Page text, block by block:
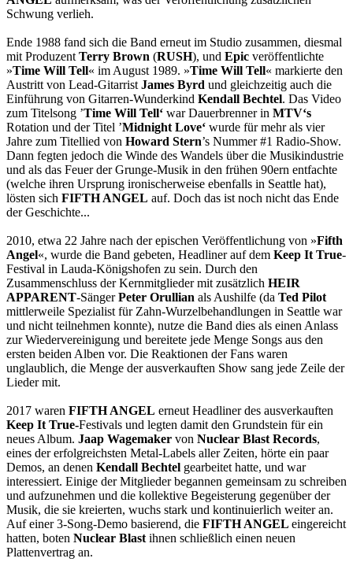
Schwung verlieh.
Ende 1988 fand sich die Band erneut im Studio zusammen, diesmal
mit ProduzentTerry Brown (RUSH), und Epic veröffentlichte
»Time Will Tell« im August 1989. »Time Will Tell« markierte den
Austritt von Lead-GitarristJames Byrd und gleichzeitig auch die
Einführung von Gitarren-Wunderkind Kendall Bechtel. Das Video
zum Titelsong ’Time Will Tell‘ war Dauerbrenner in MTV‘s
Rotation und der Titel ’Midnight Love‘ wurde für mehr als vier
Jahre zum Titellied von Howard Stern’s Nummer #1 Radio-Show.
Dann fegten jedoch die Winde des Wandels über die Musikindustrie
und als das Feuer der Grunge-Musik in den frühen 90ern entfachte
(welche ihren Ursprung ironischerweise ebenfalls in Seattle hat),
lösten sich FIFTH ANGEL auf. Doch das ist noch nicht das Ende
der Geschichte...
2010, etwa 22 Jahre nach der epischen Veröffentlichung von »Fifth
Angel«, wurde die Band gebeten, Headliner auf dem Keep It True-
Festival in Lauda-Königshofen zu sein. Durch den
Zusammenschluss der Kernmitglieder mit zusätzlich HEIR
APPARENT-SängerPeter Orullian als Aushilfe (da Ted Pilot
mittlerweile Spezialist für Zahn-Wurzelbehandlungen in Seattle war
und nicht teilnehmen konnte), nutze die Band dies als einen Anlass
zur Wiedervereinigung und bereitete jede Menge Songs aus den
ersten beiden Alben vor. Die Reaktionen der Fans waren
unglaublich, die Menge der ausverkauften Show sang jede Zeile der
Lieder mit.
2017 waren FIFTH ANGEL erneut Headliner des ausverkauften
Keep It True-Festivals und legten damit den Grundstein für ein
neues Album. Jaap Wagemaker von Nuclear Blast Records,
eines der erfolgreichsten Metal-Labels aller Zeiten, hörte ein paar
Demos, an denen Kendall Bechtel gearbeitet hatte, und war
interessiert. Einige der Mitglieder begannen gemeinsam zu schreiben
und aufzunehmen und die kollektive Begeisterung gegenüber der
Musik, die sie kreierten, wuchs stark und kontinuierlich weiter an.
Auf einer 3-Song-Demo basierend, die FIFTH ANGEL eingereicht
hatten, boten Nuclear Blastihnen schließlich einen neuen
Plattenvertrag an.